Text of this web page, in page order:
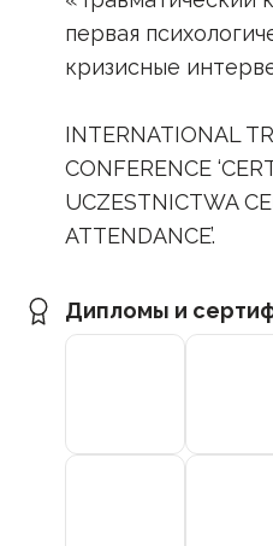
первая
кризисные
INTERNATIONAL
CONFERENCE
UCZESTNICTWA
ATTENDANCE’.
Дипломы и